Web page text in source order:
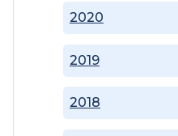
2018
2019
2020